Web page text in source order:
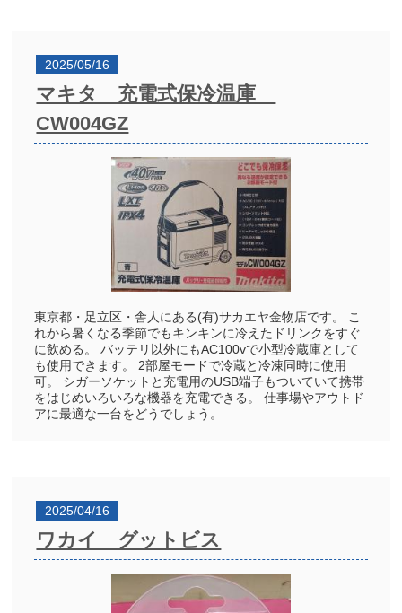
2025/05/16
マキタ 充電式保冷温庫
CW004GZ
東京都・足立区・舎人にある(有)サカエヤ金物店です。 こ
れから暑くなる季節でもキンキンに冷えたドリンクをすぐ
に飲める。 バッテリ以外にもAC100vで小型冷蔵庫として
も使用できます。 2部屋モードで冷蔵と冷凍同時に使用
可。 シガーソケットと充電用のUSB端子もついていて携帯
をはじめいろいろな機器を充電できる。 仕事場やアウトド
アに最適な一台をどうでしょう。
2025/04/16
ワカイ グットビス